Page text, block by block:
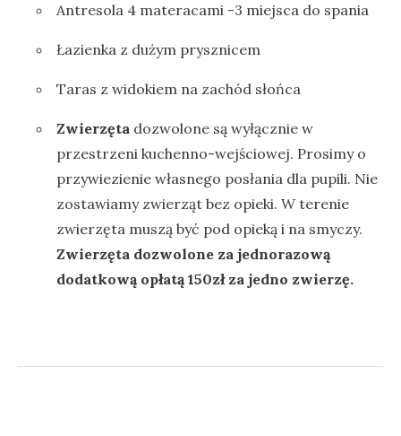
Antresola 4 materacami -3 miejsca do spania
Łazienka z dużym prysznicem
Taras z widokiem na zachód słońca
Zwierzętadozwolone są wyłącznie w
przestrzeni kuchenno-wejściowej. Prosimy o
przywiezienie własnego posłania dla pupili. Nie
zostawiamy zwierząt bez opieki. W terenie
zwierzęta muszą być pod opieką i na smyczy.
Zwierzęta dozwolone za jednorazową
dodatkową opłatą 150zł za jedno zwierzę.